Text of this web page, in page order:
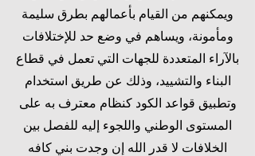
ويمكنهم من القيام بأعمالهم بطرق سليمة
ومأمونة، ويساهم في وضع حد للإختلافات
بالآراء المتعددة للجهات التي تعمل في قطاع
البناء والتشييد، وذلك عن طريق استخدام
وتطبيق قواعد الكود كنظام معترف به على
المستوى الوطني واللجوء إليه للفصل بين
الخلافات لا قدر الله إن وجدت بني كافه